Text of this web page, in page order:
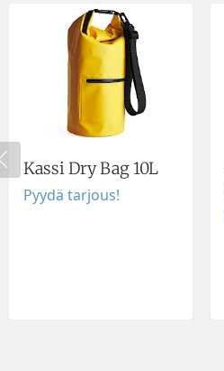
Kassi Dry Bag 10L
Pyydä tarjous!